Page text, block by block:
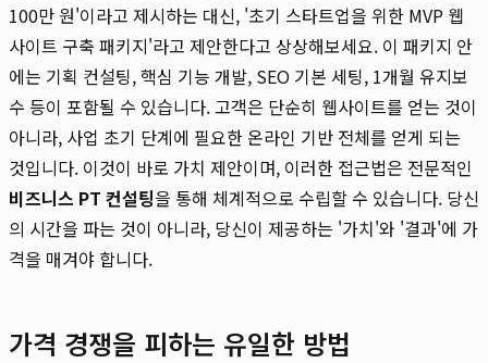
100만 원'이라고 제시하는 대신, '초기 스타트업을 위한 MVP 웹
사이트 구축 패키지'라고 제안한다고 상상해보세요. 이 패키지 안
에는 기획 컨설팅, 핵심 기능 개발, SEO 기본 세팅, 1개월 유지보
수 등이 포함될 수 있습니다. 고객은 단순히 웹사이트를 얻는 것이
아니라, 사업 초기 단계에 필요한 온라인 기반 전체를 얻게 되는
것입니다. 이것이 바로 가치 제안이며, 이러한 접근법은 전문적인
비즈니스 PT 컨설팅을 통해 체계적으로 수립할 수 있습니다. 당신
의 시간을 파는 것이 아니라, 당신이 제공하는 '가치'와 '결과'에 가
격을 매겨야 합니다.
가격 경쟁을 피하는 유일한 방법